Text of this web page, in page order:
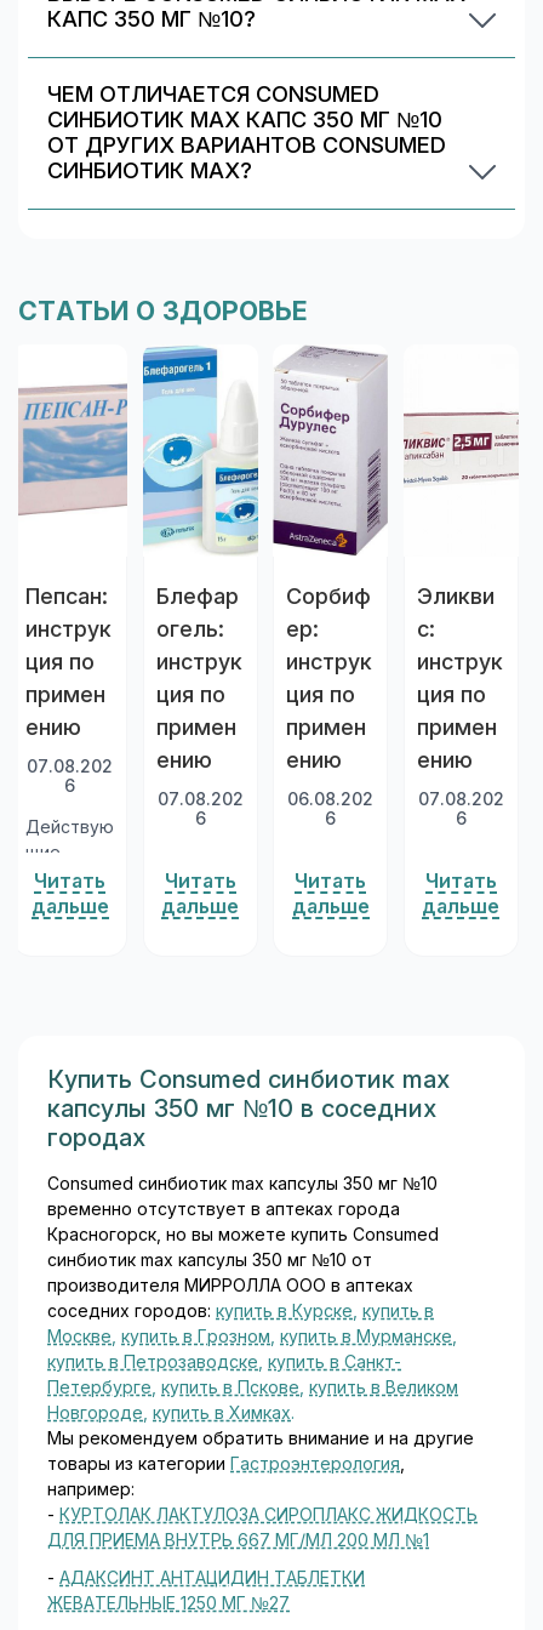
КАПС 350 МГ №10?
Информация о составе указана на упаковке и в
карточке товара. При сомнениях
проконсультируйтесь со специалистом.
ЧЕМ ОТЛИЧАЕТСЯ CONSUMED
СИНБИОТИК MAX КАПС 350 МГ №10
ОТ ДРУГИХ ВАРИАНТОВ CONSUMED
СИНБИОТИК MAX?
СТАТЬИ О ЗДОРОВЬЕ
Пепсан:
инструк
ция по
примен
ению
07.08.202
6
Действую
щие
вещества
Пепсана
н). Это
фиксиров
анная
ия, в
которой
каждый
компонен
отвечает
за своё
направле
ние
действия.
Гвайазуле
н (от 3 до
6 мг на
дозу) —
производ
азулена,
природно
Читать
дальше
Блефар
огель:
инструк
ция по
примен
ению
07.08.202
6
ель 1 —
гель на
компонен
тами
гиалуроно
вая
кислота и
гелеобра
зный
экстракт
алоэ вера
(сок
листьев).
Гиалурон
овая
кислота
природны
й
полисаха
рид,
Читать
дальше
Сорбиф
ер:
инструк
ция по
примен
ению
06.08.202
6
щие
вещества
эквивален
тном 100
нтного
железа
(Fe²⁺), и
аскорбин
овая
кислота
60 мг.
Комбинац
ия
принципи
альна:
аскорбин
кислота
(витамин
C)
поддерж
Читать
дальше
Эликви
с:
инструк
ция по
примен
ению
07.08.202
6
щее
вещество
еское
небольшо
рное
ие,
прямой
ингибитор
Xa
свёртыва
разработ
ан
Читать
дальше
Купить Consumed синбиотик max
капсулы 350 мг №10 в соседних
городах
Consumed синбиотик max капсулы 350 мг №10
временно отсутствует в аптеках города
Красногорск, но вы можете купить Consumed
синбиотик max капсулы 350 мг №10 от
производителя МИРРОЛЛА ООО в аптеках
соседних городов: купить в Курске купить в
Москве купить в Грозном купить в Мурманске
купить в Петрозаводске купить в Санкт-
Петербурге купить в Пскове купить в Великом
Новгороде купить в Химках.
Мы рекомендуем обратить внимание и на другие
товары из категории Гастроэнтерология
например:
- КУРТОЛАК ЛАКТУЛОЗА СИРОПЛАКС ЖИДКОСТЬ
ДЛЯ ПРИЕМА ВНУТРЬ 667 МГ/МЛ 200 МЛ №1
- АДАКСИНТ АНТАЦИДИН ТАБЛЕТКИ
ЖЕВАТЕЛЬНЫЕ 1250 МГ №27